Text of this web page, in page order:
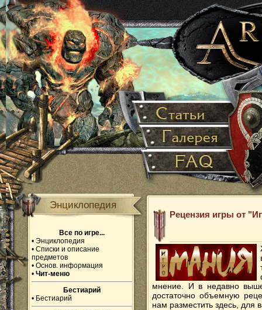
Энциклопедия
Все по игре...
• Энциклопедия
• Списки и описание
предметов
• Основ. информация
• Чит-меню
Бестиарий
• Бестиарий
Рецензия игры от
мнение. И в недавно
достаточно объемную
нам разместить здесь, для